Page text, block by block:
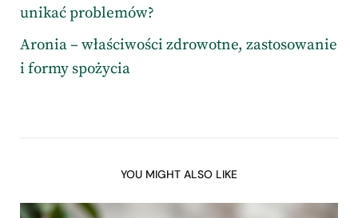
unikać problemów?
Aronia – właściwości zdrowotne, zastosowanie
i formy spożycia
YOU MIGHT ALSO LIKE